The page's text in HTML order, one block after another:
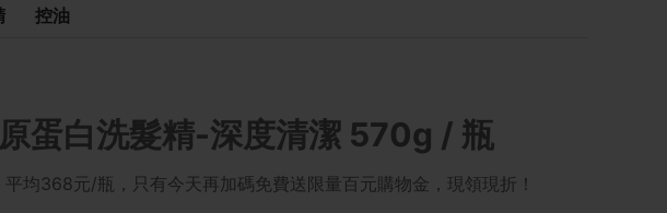
控油
蛋白洗髮精-深度清潔 570g / 瓶
平均368元/瓶，只有今天再加碼免費送限量百元購物金，現領現折！